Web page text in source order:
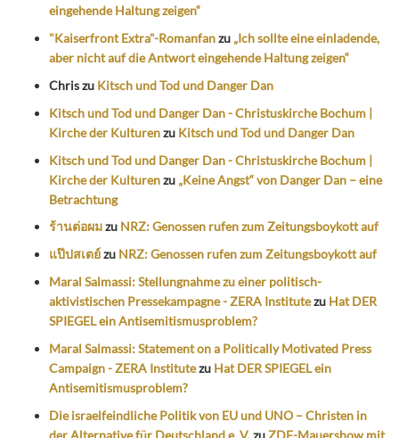
eingehende Haltung zeigen“
"Kaiserfront Extra"-Romanfanzu „Ich sollte eine einladende,
aber nicht auf die Antwort eingehende Haltung zeigen“
Chriszu Kitsch und Tod und Danger Dan
Kitsch und Tod und Danger Dan - Christuskirche Bochum |
Kirche der Kulturenzu Kitsch und Tod und Danger Dan
Kitsch und Tod und Danger Dan - Christuskirche Bochum |
Kirche der Kulturenzu „Keine Angst“ von Danger Dan – eine
Betrachtung
ร้านต่อผมzu NRZ: Genossen rufen zum Zeitungsboykott auf
แป๊ปสเตย์zu NRZ: Genossen rufen zum Zeitungsboykott auf
Maral Salmassi: Stellungnahme zu einer politisch-
aktivistischen Pressekampagne - ZERA Institutezu Hat DER
SPIEGEL ein Antisemitismusproblem?
Maral Salmassi: Statement on a Politically Motivated Press
Campaign - ZERA Institutezu Hat DER SPIEGEL ein
Antisemitismusproblem?
Die israelfeindliche Politik von EU und UNO – Christen in
der Alternative für Deutschland e. V.zuZDF-Mauershow mit